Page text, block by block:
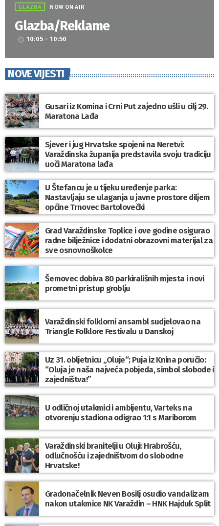
GLAZBA NOW ON AIR
Glazba/Reklame
access_time 10:05 - 10:50
NOVE VIJESTI
Gusari iz Komina i Crni Put zajedno ušli u cilj 29.
Maratona Lađa
Sjever i jug Hrvatske spojeni na Neretvi:
Varaždinska županija predstavila svoju tradiciju
uoči Maratona lađa
U Štefancu je u tijeku uređenje parka:
Nastavljaju se ulaganja u javne prostore diljem
općine Trnovec Bartolovečki
Grad Varaždinske Toplice i ove godine osigurao
radne bilježnice i dodatni obrazovni materijal za
sve osnovnoškolce
Šemovec dobiva 80 parkirališnih mjesta i novi
prometni pristup groblju
Varaždinski folklorni ansambl sudjelovao na
Triangle Folklore Festivalu u Danskoj
Uz 31. obljetnicu „Oluje“; Puja iz Knina poručio:
“Oluja je naša najveća pobjeda, simbol slobode i
zajedništva!”
U odličnoj utakmici i ambijentu, Varteks na
otvorenju stadiona odigrao 1:1 s Mariborom
Varaždinski branitelji u Oluji: Hrabrošću,
odlučnošću i zajedništvom do slobodne
Hrvatske!
Gradonačelnik Neven Bosilj osudio vandalizam
nakon utakmice NK Varaždin – HNK Hajduk Split